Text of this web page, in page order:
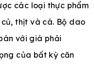
các loại thực phẩm
thịt và cá. Bộ dao
với giá phải
của bất kỳ căn